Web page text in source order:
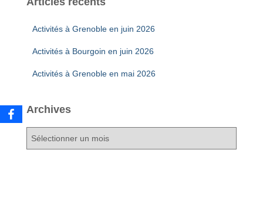
:
Activités à Grenoble en juin 2026
Activités à Bourgoin en juin 2026
Activités à Grenoble en mai 2026
Archives